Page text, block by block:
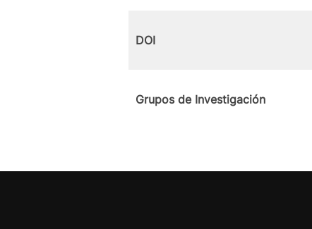
DOI
Grupos de Investigación